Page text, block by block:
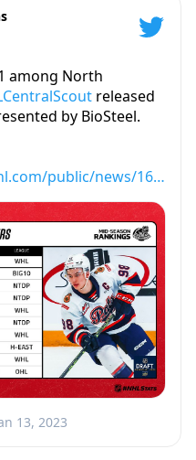
among North
released
by BioSteel.
public/news/16…
13, 2023